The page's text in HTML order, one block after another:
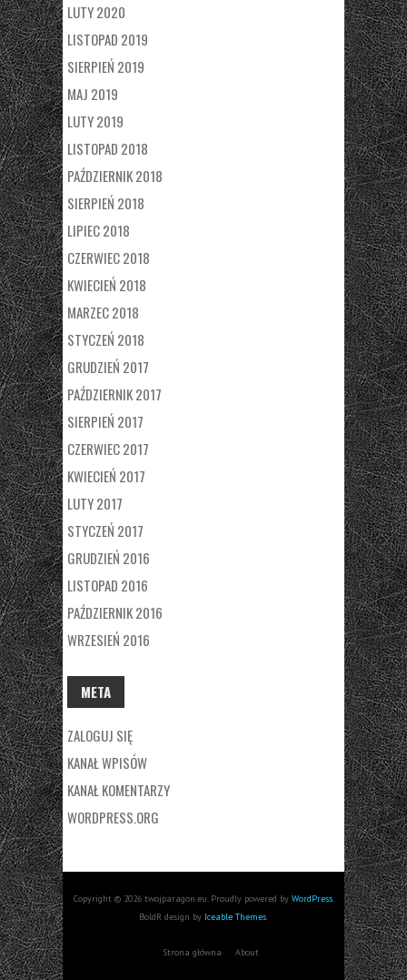
LUTY 2020
LISTOPAD 2019
SIERPIEŃ 2019
MAJ 2019
LUTY 2019
LISTOPAD 2018
PAŹDZIERNIK 2018
SIERPIEŃ 2018
LIPIEC 2018
CZERWIEC 2018
KWIECIEŃ 2018
MARZEC 2018
STYCZEŃ 2018
GRUDZIEŃ 2017
PAŹDZIERNIK 2017
SIERPIEŃ 2017
CZERWIEC 2017
KWIECIEŃ 2017
LUTY 2017
STYCZEŃ 2017
GRUDZIEŃ 2016
LISTOPAD 2016
PAŹDZIERNIK 2016
WRZESIEŃ 2016
META
ZALOGUJ SIĘ
KANAŁ WPISÓW
KANAŁ KOMENTARZY
WORDPRESS.ORG
Copyright © 2026 twojparagon.eu. Proudly powered by WordPress.
BoldR design by Iceable Themes
Strona główna About